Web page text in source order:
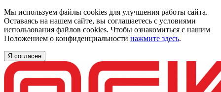
Мы используем файлы cookies для улучшения работы сайта.
Оставаясь на нашем сайте, вы соглашаетесь с условиями
использования файлов cookies. Чтобы ознакомиться с нашим
Положением о конфиденциальности нажмите здесь.
Я согласен